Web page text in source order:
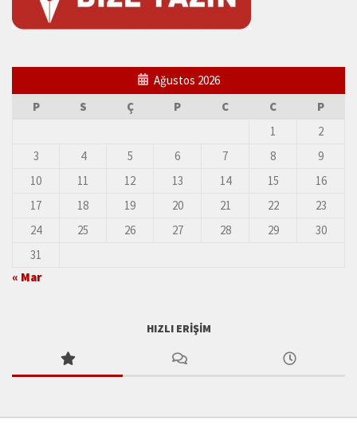
Ağustos 2026
P
S Ç P C C
P
1
2
3
4 5 6 7 8
9
10
11 12 13 14 15
16
17
18 19 20 21 22
23
24
25 26 27 28 29
30
31
« Mar
HIZLI ERIŞIM